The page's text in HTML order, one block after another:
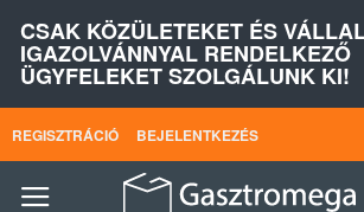
CSAK KÖZÜLETEKET ÉS
IGAZOLVÁNNYAL RENDELKEZŐ
ÜGYFELEKET SZOLGÁLUNK KI!
REGISZTRÁCIÓ BEJELENTKEZÉS